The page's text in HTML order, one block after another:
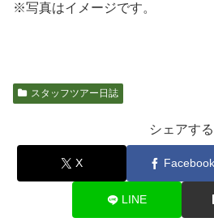
※写真はイメージです。
スタッフツアー日誌
シェアする
X Facebook
LINE